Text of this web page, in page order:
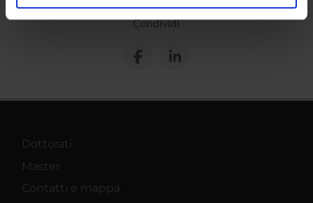
analizzare il nostro traffico. Condividiamo inoltre
informazioni sul modo in cui utilizzi il nostro sito con i
pubblicità e social media, i quali potrebbero combinarle
Condividi
Dottorati
Master
Contatti e mappa